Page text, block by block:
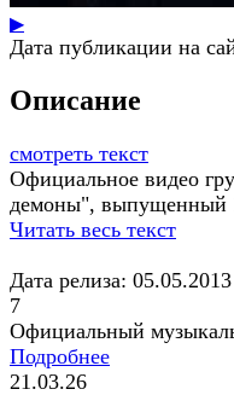
▶
Дата публикации на
Описание
смотреть текст
Официальное видео
демоны", выпущенный
Читать весь текст
Дата релиза: 05.05.2013
7
Официальный
Подробнее
21.03.26